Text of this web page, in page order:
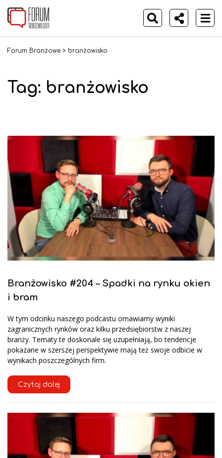
Forum Branżowe > branżowisko
Tag: branżowisko
Branżowisko #204 – Spadki na rynku okien
i bram
W tym odcinku naszego podcastu omawiamy wyniki
zagranicznych rynków oraz kilku przedsiębiorstw z naszej
branży. Tematy te doskonale się uzupełniają, bo tendencje
pokazane w szerszej perspektywie mają też swoje odbicie w
wynikach poszczególnych firm.
Czytaj dalej